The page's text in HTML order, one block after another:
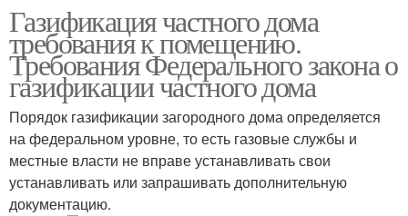
Газификация частного дома
требования к помещению.
Требования Федерального закона о
газификации частного дома
Порядок газификации загородного дома определяется
на федеральном уровне, то есть газовые службы и
местные власти не вправе устанавливать свои
устанавливать или запрашивать дополнительную
документацию.